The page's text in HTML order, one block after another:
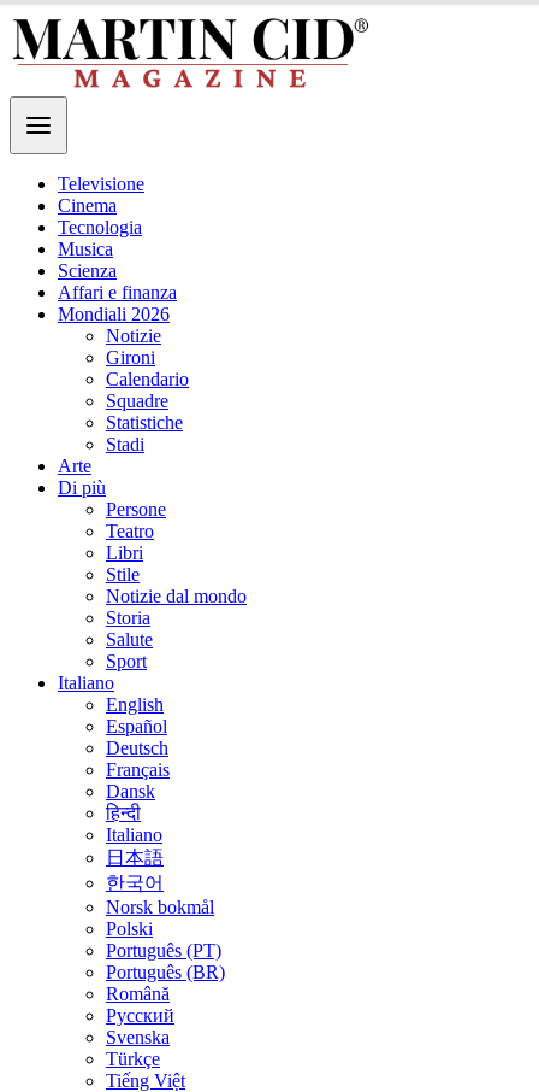
Televisione
Cinema
Tecnologia
Musica
Scienza
Affari e finanza
Mondiali 2026
Notizie
Gironi
Calendario
Squadre
Statistiche
Stadi
Arte
Di più
Persone
Teatro
Libri
Stile
Notizie dal mondo
Storia
Salute
Sport
Italiano
English
Español
Deutsch
Français
Dansk
हिन्दी
Italiano
日本語
한국어
Norsk bokmål
Polski
Português (PT)
Português (BR)
Română
Русский
Svenska
Türkçe
Tiếng Việt